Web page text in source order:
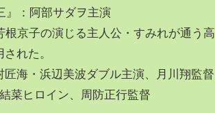
』：阿部サダヲ主演
京子の演じる主人公・すみれが通う高
れた。
海・浜辺美波ダブル主演、月川翔監督
菜ヒロイン、周防正行監督